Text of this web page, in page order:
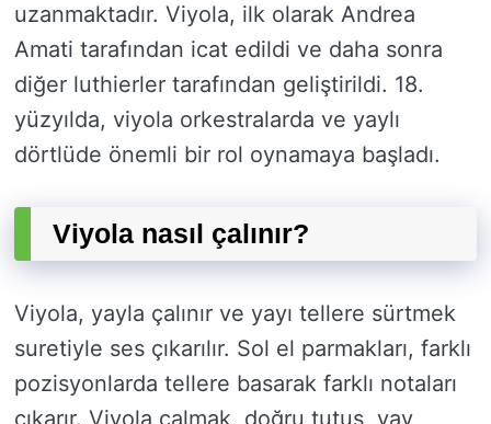
uzanmaktadır. Viyola, ilk olarak Andrea
Amati tarafından icat edildi ve daha sonra
diğer luthierler tarafından geliştirildi. 18.
yüzyılda, viyola orkestralarda ve yaylı
dörtlüde önemli bir rol oynamaya başladı.
Viyola nasıl çalınır?
Viyola, yayla çalınır ve yayı tellere sürtmek
suretiyle ses çıkarılır. Sol el parmakları, farklı
pozisyonlarda tellere basarak farklı notaları
çıkarır. Viyola çalmak, doğru tutuş, yay